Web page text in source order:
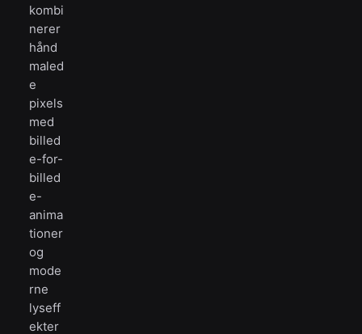
kombi
nerer
hånd
maled
e
pixels
med
billed
e-for-
billed
e-
anima
tioner
og
mode
rne
lyseff
ekter